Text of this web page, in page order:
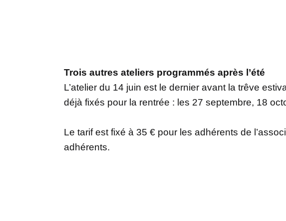
Trois autres ateliers programmés après l’été
L’atelier du 14 juin est le dernier avant la trêve
déjà fixés pour la rentrée : les 27 septembre, 18
Le tarif est fixé à 35 € pour les adhérents de
adhérents.